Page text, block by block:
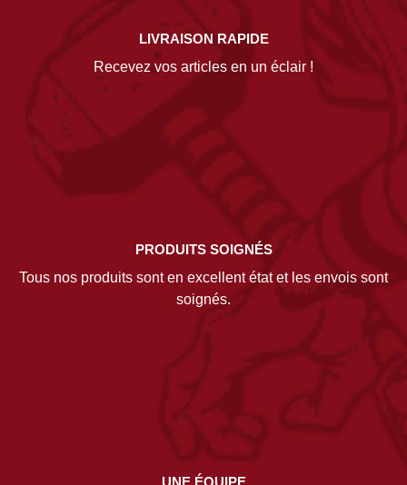
LIVRAISON RAPIDE
Recevez vos articles en un éclair !
PRODUITS SOIGNÉS
Tous nos produits sont en excellent état et les envois sont
soignés.